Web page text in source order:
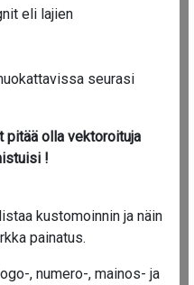
eli lajien
seurasi
pitää olla vektoroituja
!
kustomoinnin ja näin
painatus.
, numero-, mainos- ja